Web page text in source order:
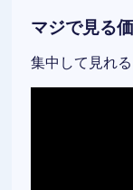
マジで見る
集中して見れ